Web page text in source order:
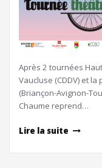
Après 2 tournées
Vaucluse (CDDV) et
(Briançon-Avignon-
Chaume reprend…
Lire la suite